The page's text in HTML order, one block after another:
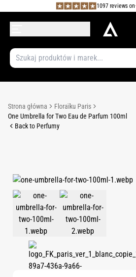
1097 reviews on
Strona główna
Floraïku Paris
One Umbrella for Two Eau de Parfum 100ml
Back to Perfumy